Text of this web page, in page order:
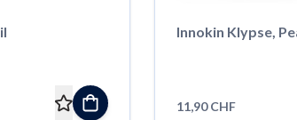
Innokin Klypse,
11,90 CHF